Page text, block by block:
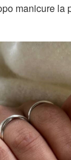
manicure la